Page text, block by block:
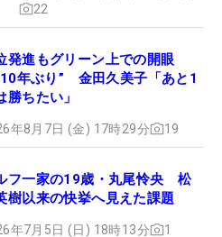
22
発進もグリーン上での開眼
年ぶり” 金田久美子「あと1
勝ちたい」
年8月7日 (金) 17時29分 19
フ一家の19歳・丸尾怜央 松
樹以来の快挙へ見えた課題
年7月5日 (日) 18時13分 1